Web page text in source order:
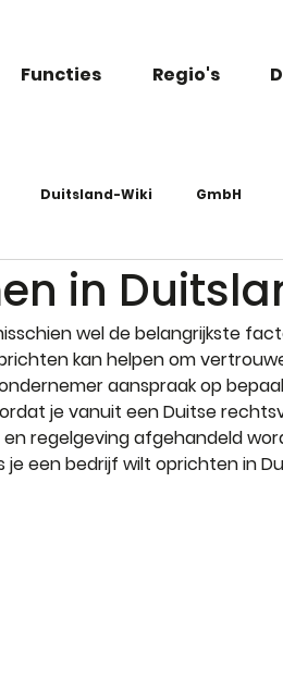
Functies Regio's
Duitsland-Wiki GmbH
in
wel de belangrijkste
kan helpen om
aanspraak op
je vanuit een Duitse
regelgeving afgehandeld
een bedrijf wilt oprichten in